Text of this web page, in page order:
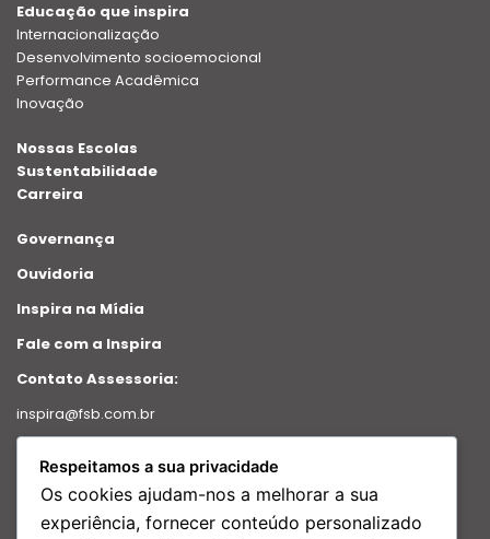
Educação que inspira
Internacionalização
Desenvolvimento socioemocional
Performance Acadêmica
Inovação
Nossas Escolas
Sustentabilidade
Carreira
Governança
Ouvidoria
Inspira na Mídia
Fale com a Inspira
Contato Assessoria:
inspira@fsb.com.br
Intranet
Relatório de transparência
Respeitamos a sua privacidade
Os cookies ajudam-nos a melhorar a sua
experiência, fornecer conteúdo personalizado